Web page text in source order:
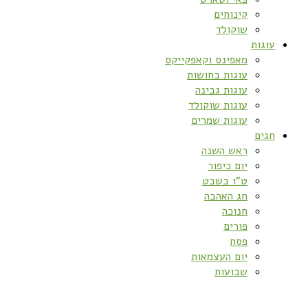
קינוחים
שוקולד
עוגות
מאפינס וקאפקייקס
עוגות בחושות
עוגות גבינה
עוגות שוקולד
עוגות שמרים
חגים
ראש השנה
יום כיפור
ט”ו בשבט
חג האהבה
חנוכה
פורים
פסח
יום העצמאות
שבועות